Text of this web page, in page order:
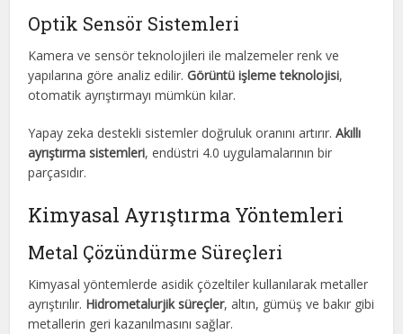
Optik Sensör Sistemleri
Kamera ve sensör teknolojileri ile malzemeler renk ve
yapılarına göre analiz edilir.Görüntü işleme teknolojisi,
otomatik ayrıştırmayı mümkün kılar.
Yapay zeka destekli sistemler doğruluk oranını artırır.Akıllı
ayrıştırma sistemleri, endüstri 4.0 uygulamalarının bir
parçasıdır.
Kimyasal Ayrıştırma Yöntemleri
Metal Çözündürme Süreçleri
Kimyasal yöntemlerde asidik çözeltiler kullanılarak metaller
ayrıştırılır. Hidrometalurjik süreçler, altın, gümüş ve bakır gibi
metallerin geri kazanılmasını sağlar.